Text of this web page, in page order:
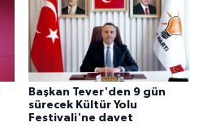
Başkan Tever'den 9 gün
sürecek Kültür Yolu
Festivali'ne davet